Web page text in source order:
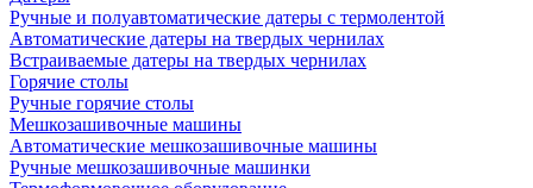
Ручные и полуавтоматические датеры с термолентой
Автоматические датеры на твердых чернилах
Встраиваемые датеры на твердых чернилах
Горячие столы
Ручные горячие столы
Мешкозашивочные машины
Автоматические мешкозашивочные машины
Ручные мешкозашивочные машинки